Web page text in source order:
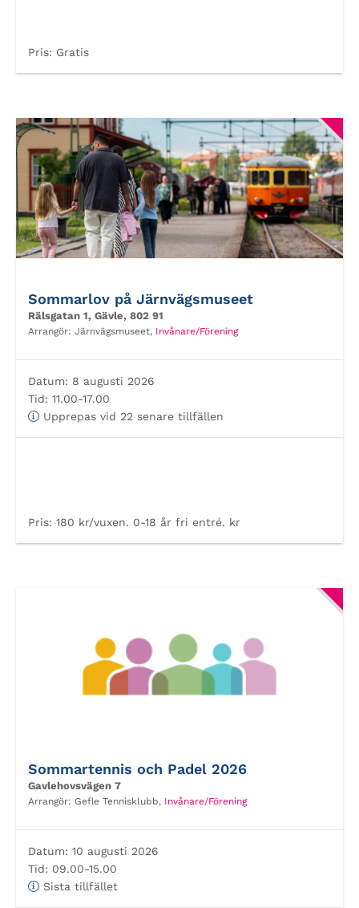
Pris: Gratis
Sommarlov på Järnvägsmuseet
Rälsgatan 1, Gävle, 802 91
Arrangör: Järnvägsmuseet, Invånare/Förening
Datum: 8 augusti 2026
Tid: 11.00-17.00
Upprepas vid 22 senare tillfällen
Pris: 180 kr/vuxen. 0-18 år fri entré. kr
Sommartennis och Padel 2026
Gavlehovsvägen 7
Arrangör: Gefle Tennisklubb, Invånare/Förening
Datum: 10 augusti 2026
Tid: 09.00-15.00
Sista tillfället